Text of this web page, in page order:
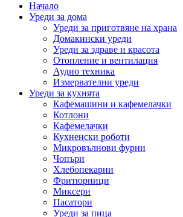
Начало
Уреди за дома
Уреди за приготвяне на храна
Домакински уреди
Уреди за здраве и красота
Отопление и вентилация
Аудио техника
Измервателни уреди
Уреди за кухнята
Кафемашини и кафемелачки
Котлони
Кафемелачки
Кухненски роботи
Микровълнови фурни
Чопъри
Хлебопекарни
Фритюрници
Миксери
Пасатори
Уреди за пица